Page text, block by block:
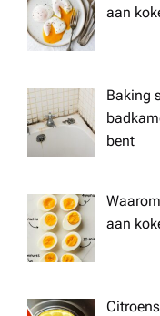
aan
Baking
bent
aan